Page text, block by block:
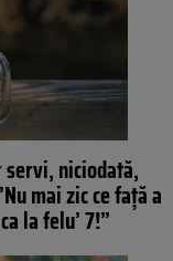
niciodată,
mai zic ce față a
la felu’ 7!”